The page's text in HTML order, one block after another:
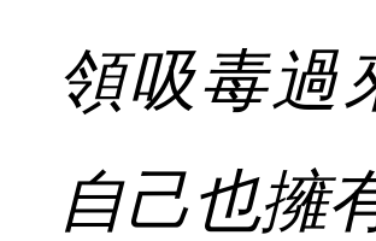
領吸毒過
自己也擁